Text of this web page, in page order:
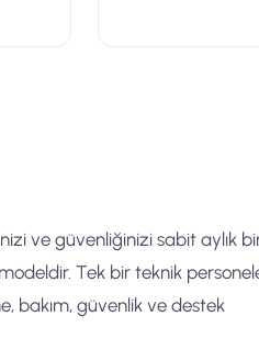
ve güvenliğinizi sabit aylık
Tek bir teknik
bakım, güvenlik ve destek